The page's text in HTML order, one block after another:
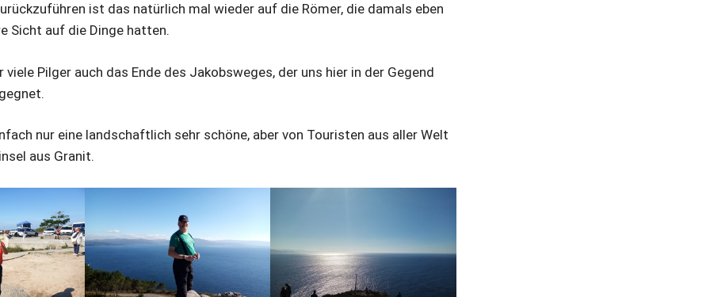
ist das natürlich mal wieder auf die Römer, die damals eben
Sicht auf die Dinge hatten.
viele Pilger auch das Ende des Jakobsweges, der uns hier in der Gegend
nur eine landschaftlich sehr schöne, aber von Touristen aus aller Welt
aus Granit.